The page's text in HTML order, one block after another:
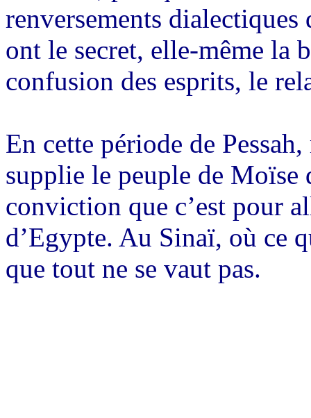
renversements dialectiques
ont le secret, elle-même la
confusion des esprits, le
En cette période de
supplie le peuple de Moïse
conviction que c’est pour
d’Egypte. Au Sinaï, où ce
que tout ne se vaut pas.